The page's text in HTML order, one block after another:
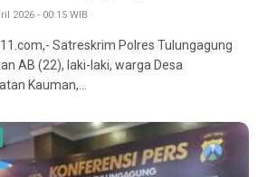
2026 - 00:15 WIB
Satreskrim Polres Tulungagung
AB (22), laki-laki, warga Desa
Kauman,…